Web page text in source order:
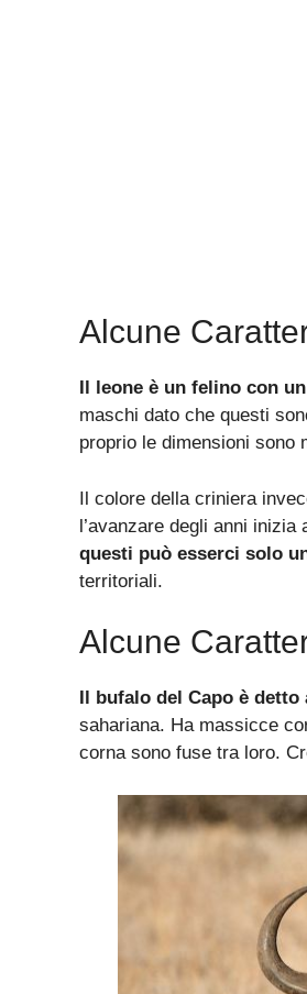
Alcune
Il leone è un felino con
maschi dato che questi
proprio le dimensioni sono
Il colore della criniera
l’avanzare degli anni
questi può esserci solo
territoriali.
Alcune
Il bufalo del Capo è
sahariana. Ha massicce
corna sono fuse tra loro.